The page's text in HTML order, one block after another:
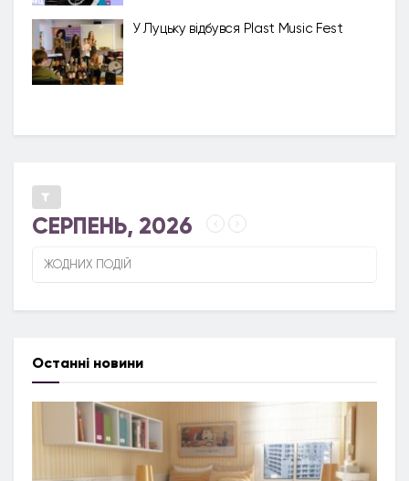
У Луцьку відбувся Plast Music Fest
СЕРПЕНЬ, 2026
ЖОДНИХ ПОДІЙ
Останні новини